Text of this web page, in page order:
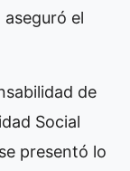
aseguró el
de
Social
presentó lo